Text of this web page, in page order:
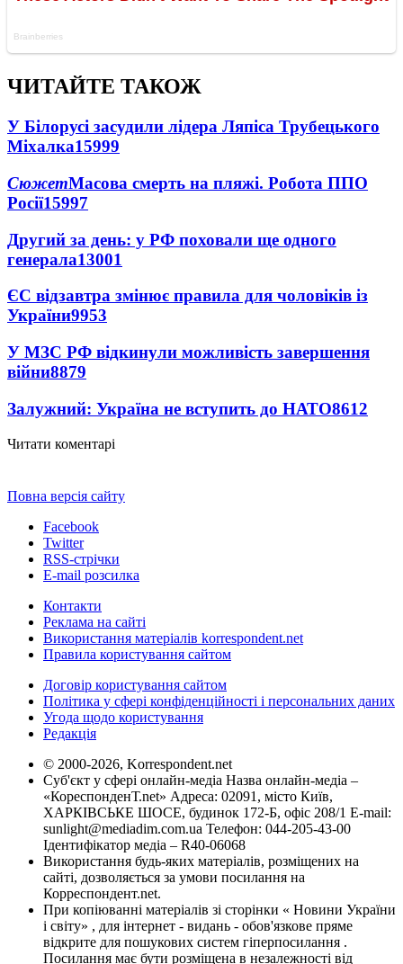
ЧИТАЙТЕ ТАКОЖ
У Білорусі засудили лідера Ляпіса Трубецького
Міхалка15999
СюжетМасова смерть на пляжі. Робота ППО
Росії15997
Другий за день: у РФ поховали ще одного
генерала13001
ЄС відзавтра змінює правила для чоловіків із
України9953
У МЗС РФ відкинули можливість завершення
війни8879
Залужний: Україна не вступить до НАТО8612
Читати коментарі
Повна версія сайту
Facebook
Twitter
RSS-стрічки
E-mail розсилка
Контакти
Реклама на сайті
Використання матеріалів korrespondent.net
Правила користування сайтом
Договір користування сайтом
Політика у сфері конфіденційності і персональних даних
Угода щодо користування
Редакція
© 2000-2026, Korrespondent.net
Суб'єкт у сфері онлайн-медіа Назва онлайн-медіа –
«КореспонденТ.net» Адреса: 02091, місто Київ,
ХАРКІВСЬКЕ ШОСЕ, будинок 172-Б, офіс 208/1 E-mail:
sunlight@mediadim.com.ua Телефон: 044-205-43-00
Ідентифікатор медіа – R40-06068
Використання будь-яких матеріалів, розміщених на
сайті, дозволяється за умови посилання на
Корреспондент.net.
При копіюванні матеріалів зі сторінки « Новини України
і світу» , для інтернет - видань - обов'язкове пряме
відкрите для пошукових систем гіперпосилання .
Посилання має бути розміщена в незалежності від